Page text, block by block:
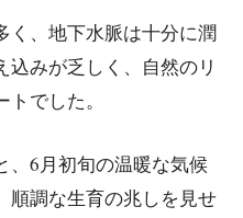
く、地下水脈は十分に潤
込みが乏しく、自然のリ
でした。
、6月初旬の温暖な気候
順調な生育の兆しを見せ